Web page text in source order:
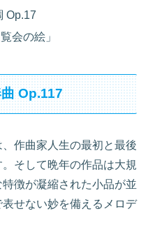
Op.17
会の絵」
Op.117
作曲家人生の最初と最後
そして晩年の作品は大規
徴が凝縮された小品が並
せない妙を備えるメロデ